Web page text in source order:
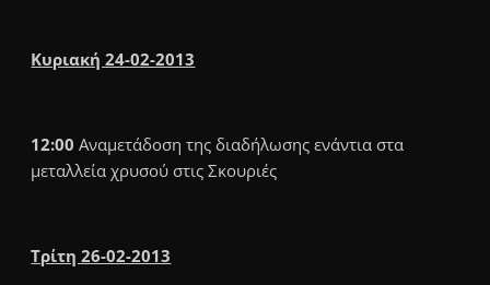
Κυριακή 24-02-2013
12:00 Αναμετάδοση της διαδήλωσης ενάντια στα
μεταλλεία χρυσού στις Σκουριές
Τρίτη 26-02-2013